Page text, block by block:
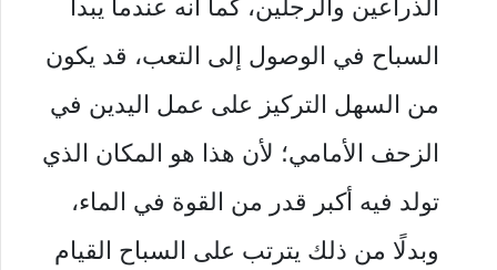
الذراعين والرجلين، كما أنه عندما يبدأ
السباح في الوصول إلى التعب، قد يكون
من السهل التركيز على عمل اليدين في
الزحف الأمامي؛ لأن هذا هو المكان الذي
تولد فيه أكبر قدر من القوة في الماء،
وبدلًا من ذلك يترتب على السباح القيام